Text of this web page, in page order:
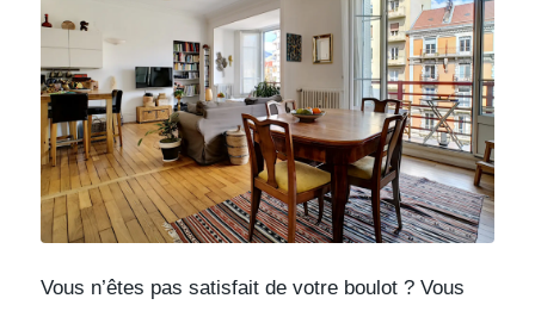
Vous n’êtes pas satisfait de votre boulot ? Vous